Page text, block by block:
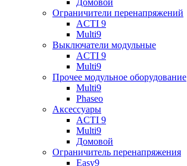
Домовой
Ограничители перенапряжений
ACTI 9
Multi9
Выключатели модульные
ACTI 9
Multi9
Прочее модульное оборудование
Multi9
Phaseo
Аксессуары
ACTI 9
Multi9
Домовой
Ограничитель перенапряжения
Easy9